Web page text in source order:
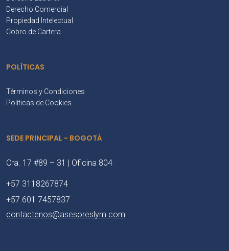
Derecho Comercial
Propiedad Intelectual
Cobro de Cartera
POLÍTICAS
Términos y Condiciones
Políticas de Cookies
SEDE PRINCIPAL - BOGOTÁ
Cra. 17 #89 – 31 | Oficina 804
+57 3118267874
+57 601 7457837
contactenos@asesoreslym.com